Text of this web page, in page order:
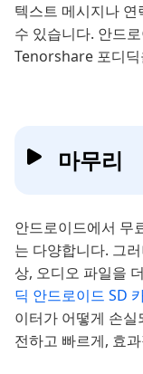
텍스트 메시지나
수 있습니다. 안드
Tenorshare 포디
마무리
안드로이드에서 무
는 다양합니다. 그
상, 오디오 파일을
딕 안드로이드 SD
이터가 어떻게 손
전하고 빠르게, 효